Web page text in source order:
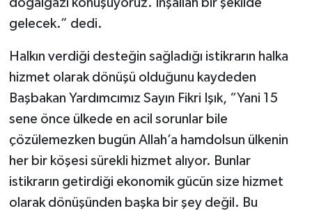
doğalgazı konuşuyoruz. İnşallah bir şekilde
gelecek.” dedi.
Halkın verdiği desteğin sağladığı istikrarın halka
hizmet olarak dönüşü olduğunu kaydeden
Başbakan Yardımcımız Sayın Fikri Işık, “Yani 15
sene önce ülkede en acil sorunlar bile
çözülemezken bugün Allah’a hamdolsun ülkenin
her bir köşesi sürekli hizmet alıyor. Bunlar
istikrarın getirdiği ekonomik gücün size hizmet
olarak dönüşünden başka bir şey değil. Bu